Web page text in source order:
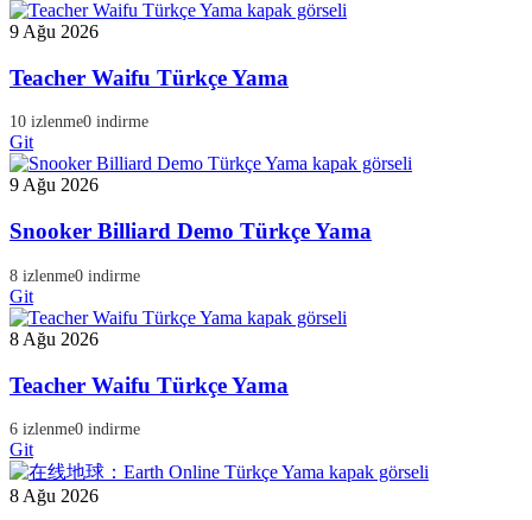
9 Ağu 2026
Teacher Waifu Türkçe Yama
10 izlenme0 indirme
Git
9 Ağu 2026
Snooker Billiard Demo Türkçe Yama
8 izlenme0 indirme
Git
8 Ağu 2026
Teacher Waifu Türkçe Yama
6 izlenme0 indirme
Git
8 Ağu 2026